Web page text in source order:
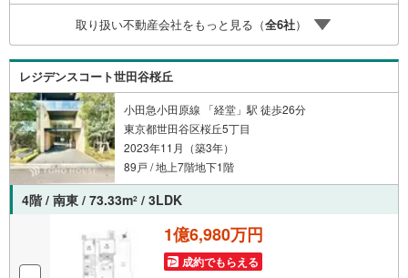
スライトは出金と譲渡はできません。ご案内・詳細な資料
のご請求はお気軽にどうぞ♪お電話でのお問い合わせも常
時受け付けております！お気軽にお問い合わせください。
取り扱い不動産会社をもっと見る（全6社）
レジデンスコート世田谷桜丘
小田急小田原線 「経堂」駅 徒歩26分
東京都世田谷区桜丘5丁目
2023年11月（築3年）
89戸 / 地上7階地下1階
4階 / 南東 / 73.33m2 / 3LDK
1億6,980万円
成約でもらえる